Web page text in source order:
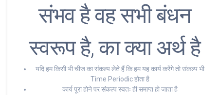
संभव है वह सभी बंधन
स्वरूप है, का क्या अर्थ है
यदि हम किसी भी चीज का संकल्प लेते हैं कि हम यह कार्य करेंगे तो संकल्प भी
Time Periodic होता है
कार्य पूरा होने पर संकल्प स्वतः ही समाप्त हो जाता है